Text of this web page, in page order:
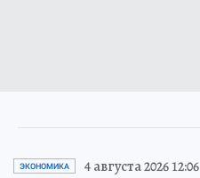
ЭКОНОМИКА 4 августа 2026 12:06